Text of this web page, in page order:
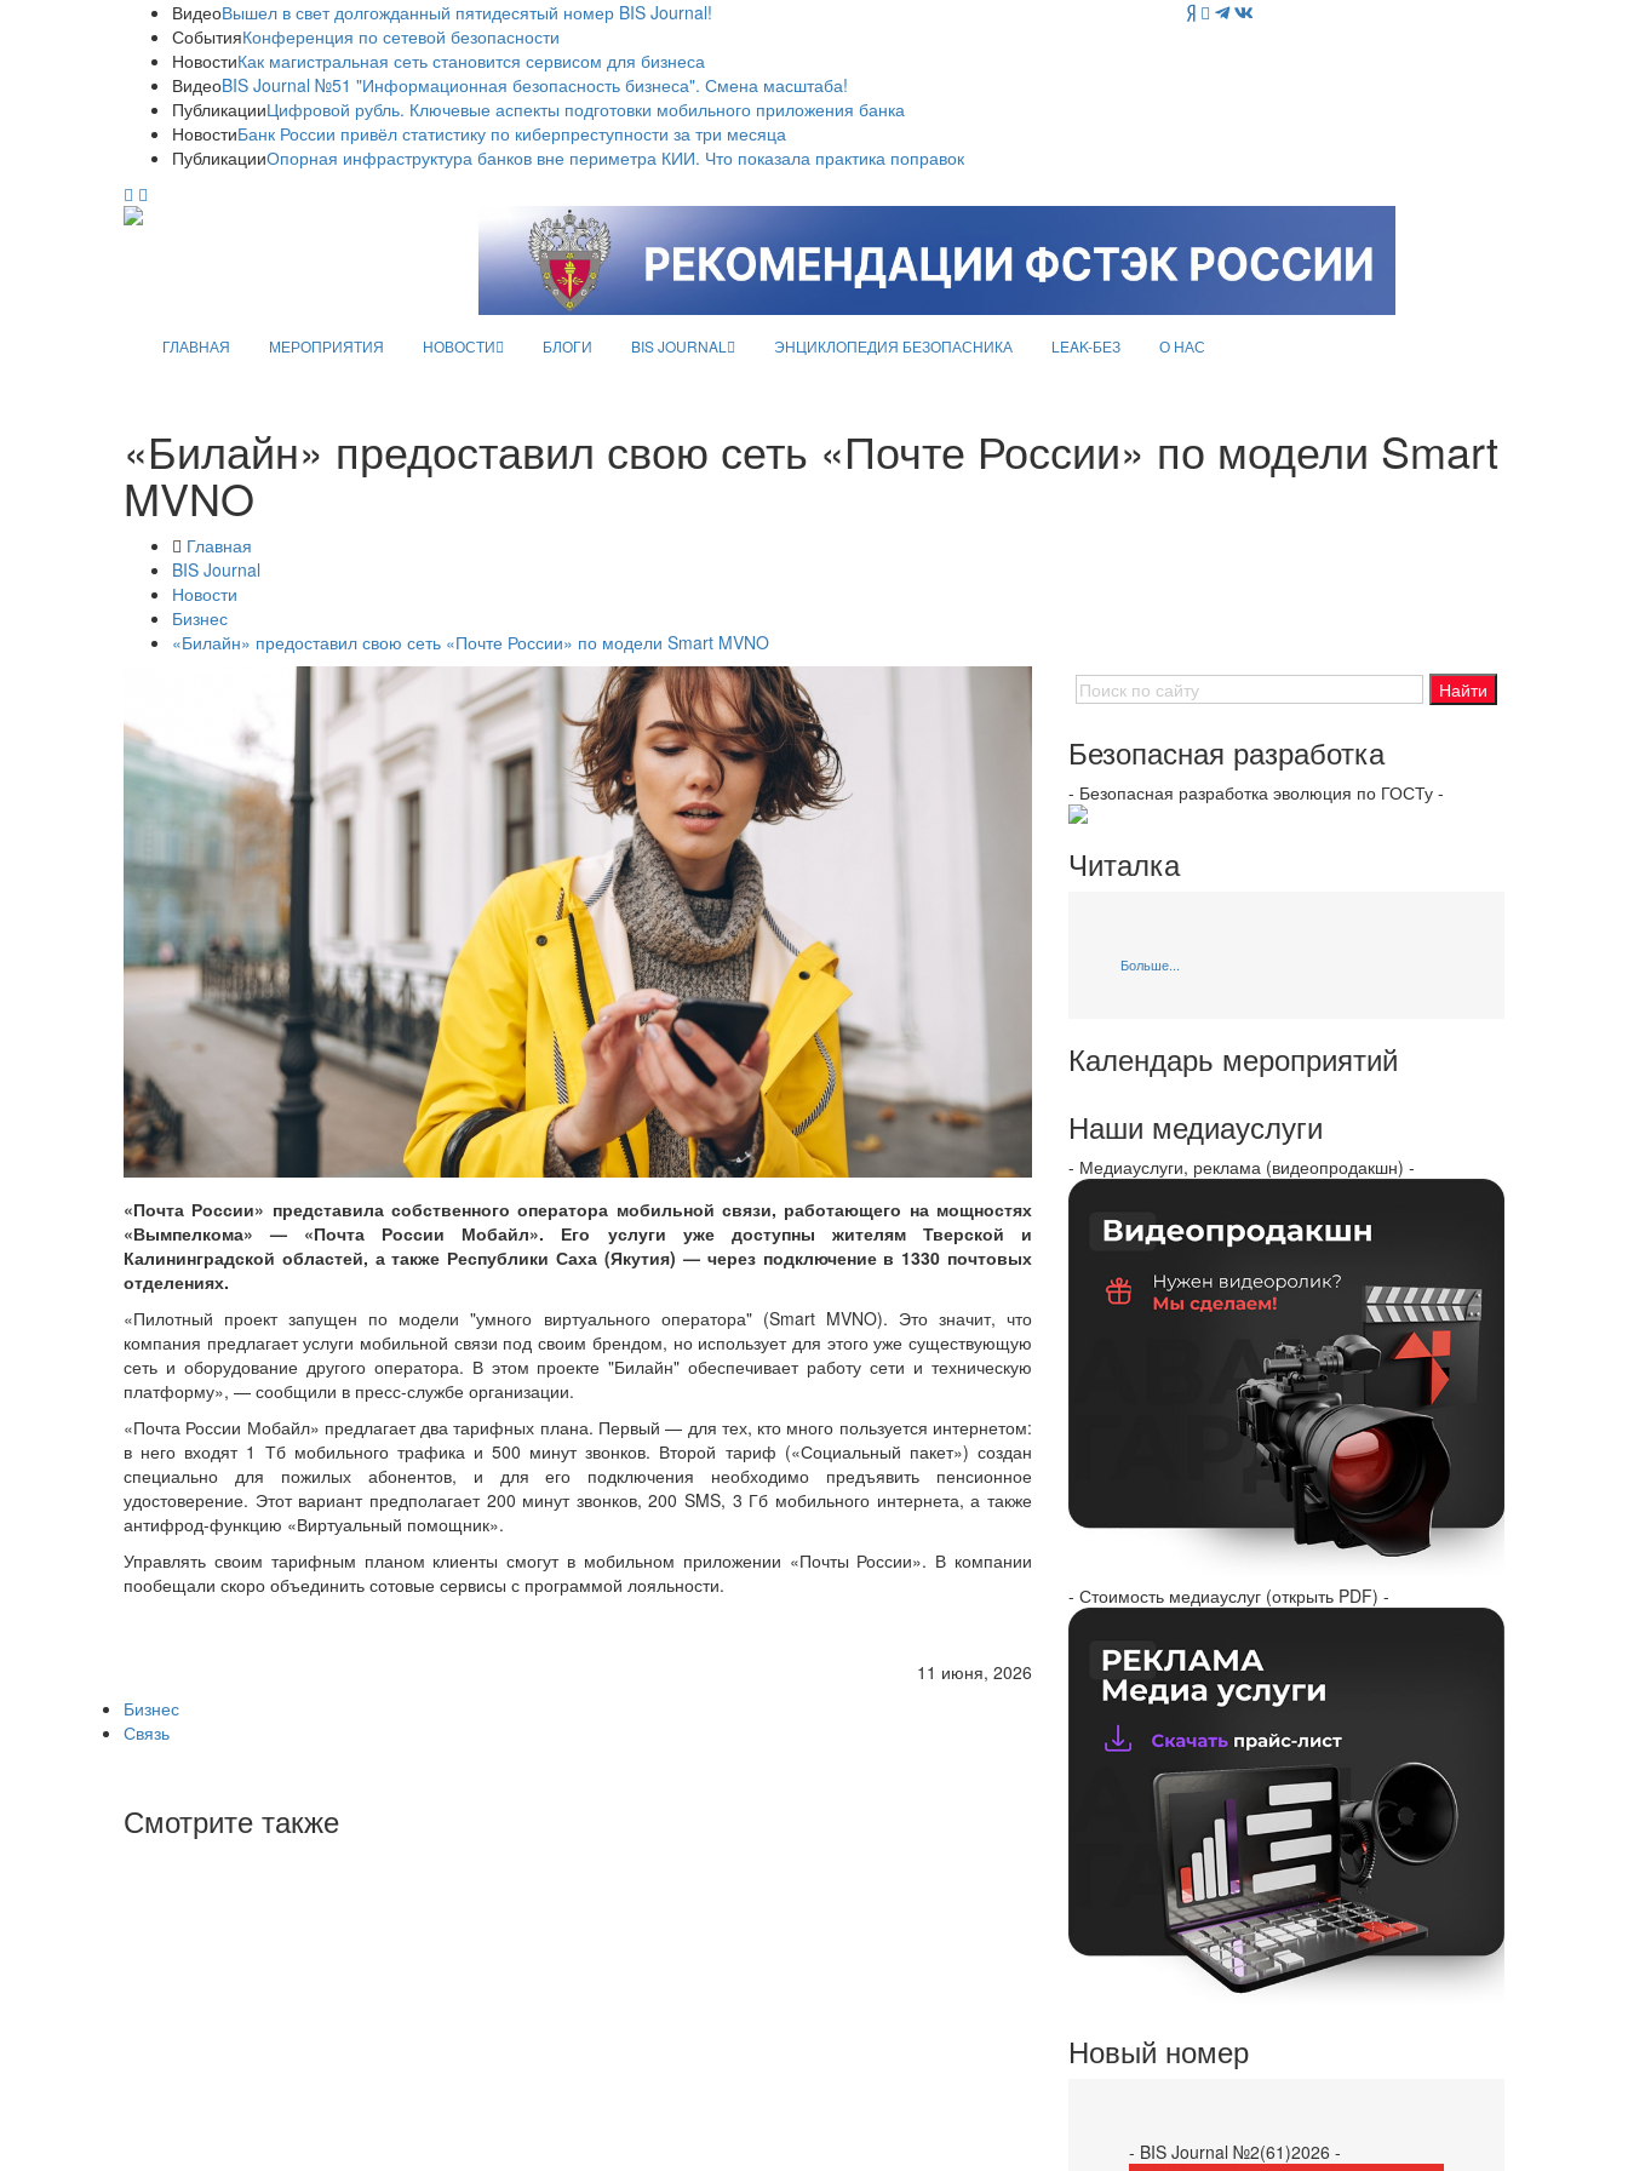
ВидеоВышел в свет долгожданный пятидесятый номер BIS Journal!
СобытияКонференция по сетевой безопасности
НовостиКак магистральная сеть становится сервисом для бизнеса
ВидеоBIS Journal №51 "Информационная безопасность бизнеса". Смена масштаба!
ПубликацииЦифровой рубль. Ключевые аспекты подготовки мобильного приложения банка
НовостиБанк России привёл статистику по киберпреступности за три месяца
ПубликацииОпорная инфраструктура банков вне периметра КИИ. Что показала практика поправок
ГЛАВНАЯ МЕРОПРИЯТИЯ НОВОСТИ БЛОГИ BIS JOURNAL ЭНЦИКЛОПЕДИЯ БЕЗОПАСНИКА LEAK-БЕЗ О НАС
«Билайн» предоставил свою сеть «Почте России» по модели Smart
MVNO
Главная
BIS Journal
Новости
Бизнес
«Билайн» предоставил свою сеть «Почте России» по модели Smart MVNO
«Почта России» представила собственного оператора мобильной связи, работающего на мощностях
«Вымпелкома» — «Почта России Мобайл». Его услуги уже доступны жителям Тверской и
Калининградской областей, а также Республики Саха (Якутия) — через подключение в 1330 почтовых
отделениях.
«Пилотный проект запущен по модели "умного виртуального оператора" (Smart MVNO). Это значит, что
компания предлагает услуги мобильной связи под своим брендом, но использует для этого уже существующую
сеть и оборудование другого оператора. В этом проекте "Билайн" обеспечивает работу сети и техническую
платформу», — сообщили в пресс-службе организации.
«Почта России Мобайл» предлагает два тарифных плана. Первый — для тех, кто много пользуется интернетом:
в него входят 1 Тб мобильного трафика и 500 минут звонков. Второй тариф («Социальный пакет») создан
специально для пожилых абонентов, и для его подключения необходимо предъявить пенсионное
удостоверение. Этот вариант предполагает 200 минут звонков, 200 SMS, 3 Гб мобильного интернета, а также
антифрод-функцию «Виртуальный помощник».
Управлять своим тарифным планом клиенты смогут в мобильном приложении «Почты России». В компании
пообещали скоро объединить сотовые сервисы с программой лояльности.
11 июня, 2026
Бизнес
Связь
Смотрите также
Безопасная разработка
- Безопасная разработка эволюция по ГОСТу -
Читалка
Больше...
Календарь мероприятий
Наши медиауслуги
- Медиауслуги, реклама (видеопродакшн) -
- Стоимость медиауслуг (открыть PDF) -
Новый номер
- BIS Journal №2(61)2026 -